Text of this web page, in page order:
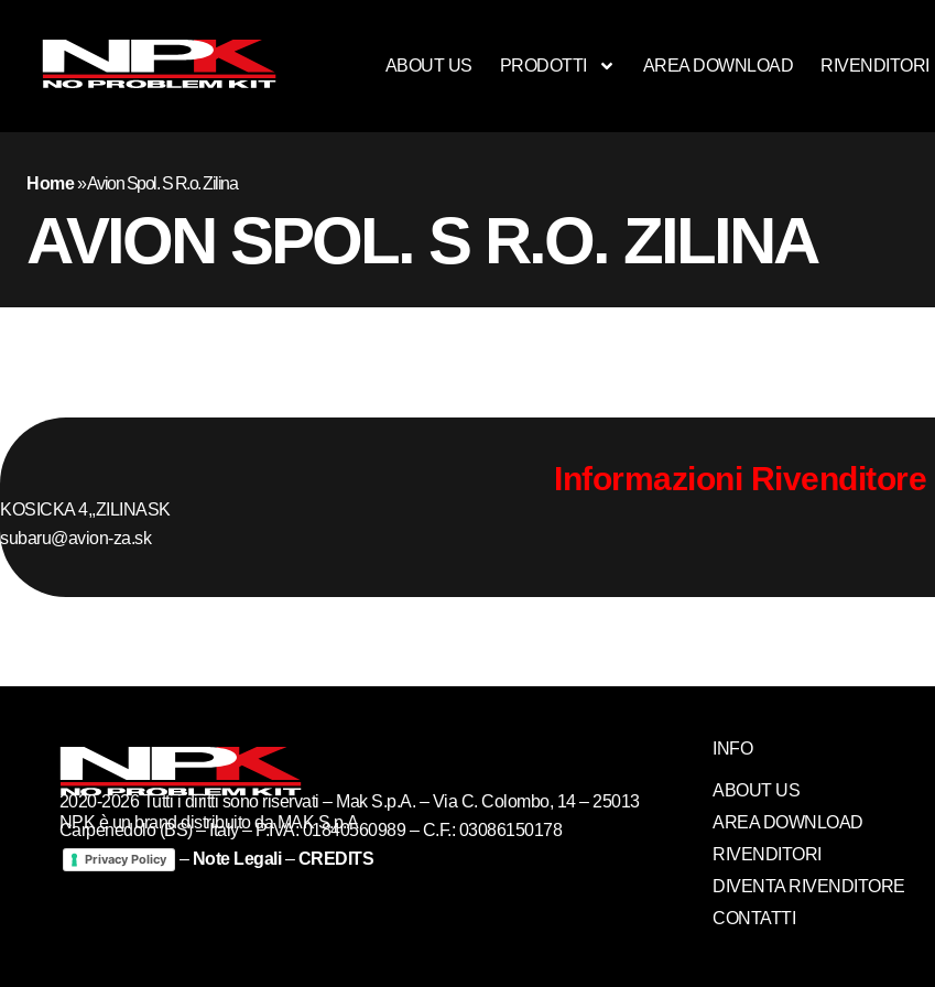
ABOUT US PRODOTTI AREA DOWNLOAD RIVENDITORI
Home»Avion Spol. S R.o. Zilina
AVION SPOL. S R.O. ZILINA
Informazioni Rivenditore
KOSICKA 4,,ZILINASK
subaru@avion-za.sk
NPK è un brand distribuito da MAK S.p.A
2020-2026 Tutti i diritti sono riservati – Mak S.p.A. – Via C. Colombo, 14 – 25013
Carpenedolo (BS) – Italy – P.IVA: 01840560989 – C.F.: 03086150178
Privacy Policy – Note Legali–CREDITS
INFO
ABOUT US
AREA DOWNLOAD
RIVENDITORI
DIVENTA RIVENDITORE
CONTATTI